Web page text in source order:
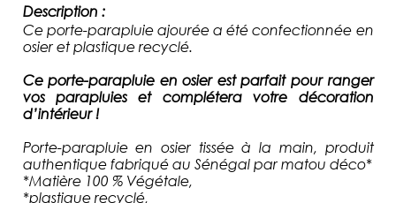
Description :
Ce porte-parapluieajourée a été confectionnée en
osier et plastique recyclé.
Ce porte-parapluie en osier est parfait pour ranger
vos parapluies et complétera votre décoration
d’intérieur !
Porte-parapluie en osier tissée à la main, produit
authentique fabriqué au Sénégal par matou déco*
*Matière 100 % Végétale,
*plastique recyclé,